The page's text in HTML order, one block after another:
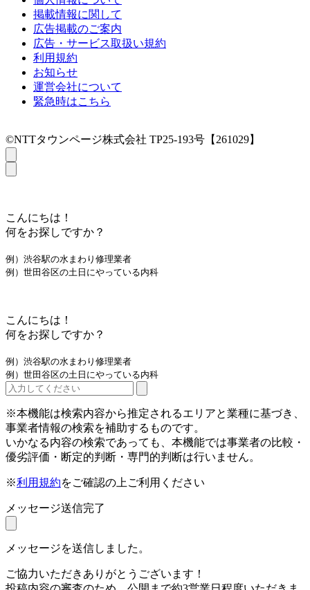
掲載情報に関して
広告掲載のご案内
広告・サービス取扱い規約
利用規約
お知らせ
運営会社について
緊急時はこちら
©NTTタウンページ株式会社 TP25-193号【261029】
こんにちは！
何をお探しですか？
例）渋谷駅の水まわり修理業者
例）世田谷区の土日にやっている内科
こんにちは！
何をお探しですか？
例）渋谷駅の水まわり修理業者
例）世田谷区の土日にやっている内科
※本機能は検索内容から推定されるエリアと業種に基づき、
事業者情報の検索を補助するものです。
いかなる内容の検索であっても、本機能では事業者の比較・
優劣評価・断定的判断・専門的判断は行いません。
※利用規約をご確認の上ご利用ください
メッセージ送信完了
メッセージを送信しました。
ご協力いただきありがとうございます！